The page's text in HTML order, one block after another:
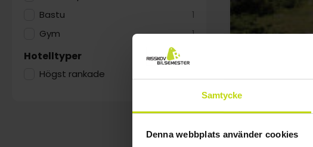
Samtycke
Denna webbplats använder cookies
Bastu 1
Gym 1
Hotelltyper
Högst rankade
Vackra
HobroVisa på karta